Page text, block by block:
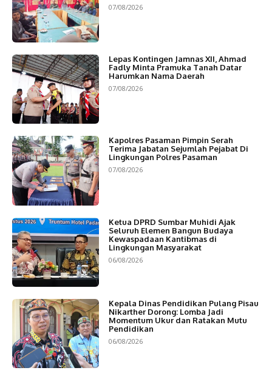
07/08/2026
Lepas Kontingen Jamnas XII, Ahmad
Fadly Minta Pramuka Tanah Datar
Harumkan Nama Daerah
07/08/2026
Kapolres Pasaman Pimpin Serah
Terima Jabatan Sejumlah Pejabat Di
Lingkungan Polres Pasaman
07/08/2026
Ketua DPRD Sumbar Muhidi Ajak
Seluruh Elemen Bangun Budaya
Kewaspadaan Kantibmas di
Lingkungan Masyarakat
06/08/2026
Kepala Dinas Pendidikan Pulang Pisau
Nikarther Dorong: Lomba Jadi
Momentum Ukur dan Ratakan Mutu
Pendidikan
06/08/2026